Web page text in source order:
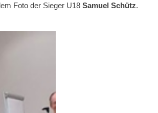
Foto der Sieger U18 Samuel Schütz.